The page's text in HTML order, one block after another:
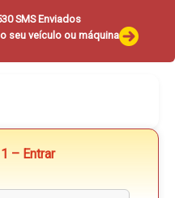
SMS Enviados
seu veículo ou máquina
– Entrar